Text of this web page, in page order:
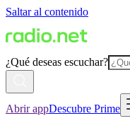
Saltar al contenido
¿Qué deseas escuchar?
Abrir appDescubre Prime